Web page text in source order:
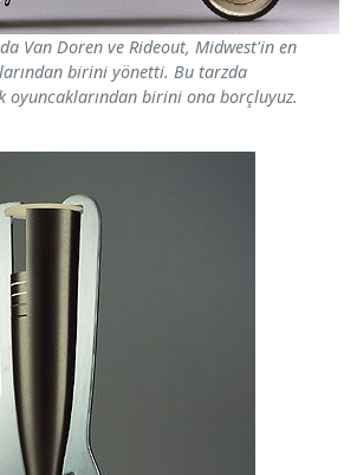
Van Doren ve Rideout, Midwest'in en
birini yönetti. Bu tarzda
oyuncaklarından birini ona borçluyuz.